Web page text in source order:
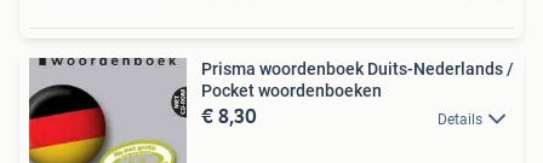
Prisma woordenboek Duits-Nederlands /
Pocket woordenboeken
€ 8,30 Details